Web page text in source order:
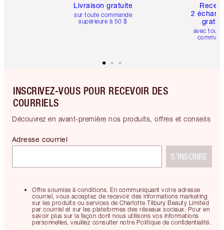
Livraison gratuite
sur toute commande
supérieure à 50 $
2
avec
INSCRIVEZ-VOUS POUR RECEVOIR DES
COURRIELS
Découvrez en avant-première nos produits, offres et conseils
Offre soumise à conditions. En communiquant votre adresse
courriel, vous acceptez de recevoir des informations marketing
sur les produits ou services de Charlotte Tilbury Beauty Limited
par courriel et sur les plateformes des réseaux sociaux. Pour en
savoir plus sur la façon dont nous utilisons vos informations
personnelles, veuillez consulter notre Politique de confidentialité.
Adresse courriel
S’INSCRIRE